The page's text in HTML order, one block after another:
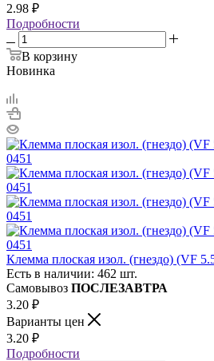
2.98 ₽
Подробности
В корзину
Новинка
Клемма плоская изол. (гнездо) (VF
Есть в наличии: 462 шт.
Самовывоз ПОСЛЕЗАВТРА
3.20 ₽
Варианты цен
3.20 ₽
Подробности